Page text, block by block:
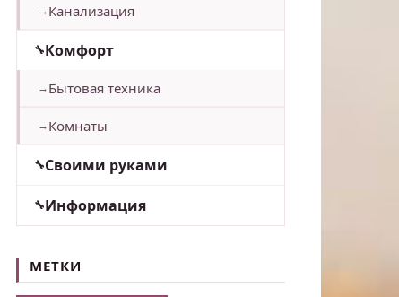
Канализация
Комфорт
Бытовая техника
Комнаты
Своими руками
Информация
МЕТКИ